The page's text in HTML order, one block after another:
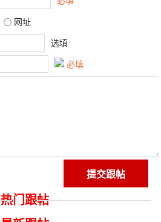
网址
选填
必填
热门跟帖